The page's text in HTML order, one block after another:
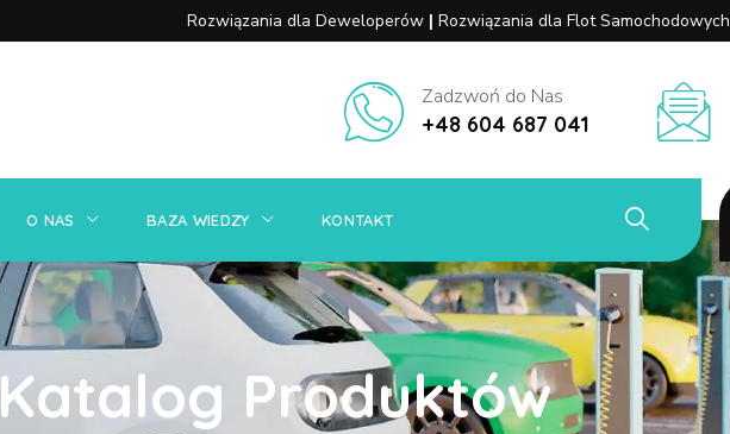
Rozwiązania dla Deweloperów | Rozwiązania dla Flot Samochodowych
Zadzwoń do Nas
+48 604 687 041
O NAS BAZA WIEDZY KONTAKT
Katalog Produktów